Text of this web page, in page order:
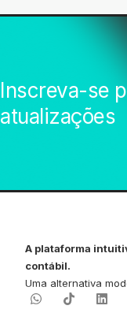
Inscreva-se
atualizações
A plataforma
contábil.
Uma alternativa